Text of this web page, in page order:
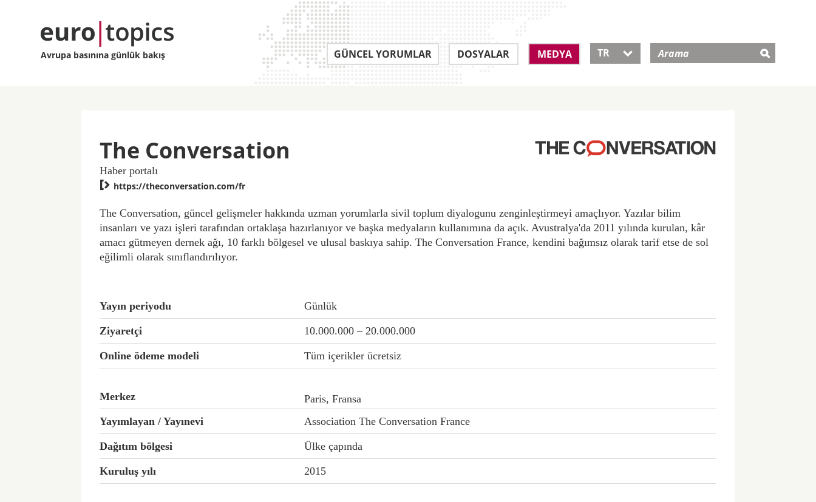
Avrupa basınına günlük bakış GÜNCEL YORUMLAR DOSYALAR MEDYA TR 
The Conversation
Haber portalı
 https://theconversation.com/fr
The Conversation, güncel gelişmeler hakkında uzman yorumlarla sivil toplum diyalogunu zenginleştirmeyi amaçlıyor. Yazılar bilim
insanları ve yazı işleri tarafından ortaklaşa hazırlanıyor ve başka medyaların kullanımına da açık. Avustralya'da 2011 yılında kurulan, kâr
amacı gütmeyen dernek ağı, 10 farklı bölgesel ve ulusal baskıya sahip. The Conversation France, kendini bağımsız olarak tarif etse de sol
eğilimli olarak sınıflandırılıyor.
Yayın periyodu Günlük
Ziyaretçi 10.000.000 – 20.000.000
Online ödeme modeli Tüm içerikler ücretsiz
Merkez
Paris, Fransa
Yayımlayan / Yayınevi
Association The Conversation France
Dağıtım bölgesi Ülke çapında
Kuruluş yılı 2015